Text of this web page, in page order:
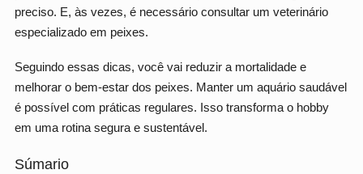
preciso. E, às vezes, é necessário consultar um veterinário
especializado em peixes.
Seguindo essas dicas, você vai reduzir a mortalidade e
melhorar o bem-estar dos peixes. Manter um aquário saudável
é possível com práticas regulares. Isso transforma o hobby
em uma rotina segura e sustentável.
Súmario